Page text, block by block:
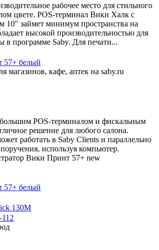
рабочее место для стильного
цвете. POS-терминал Вики Халк с
10" займет минимум пространства на
высокой производительностью для
в программе Saby. Для печати...
белый
POS-терминалом и фискальным
решение для любого салона.
работать в Saby Clients и параллельно
используя компьютер.
Вики Принт 57+ new
белый
130M